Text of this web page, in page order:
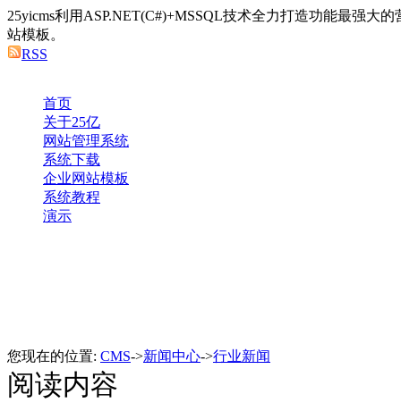
25yicms利用ASP.NET(C#)+MSSQL技术全力打造功能最强大
站模板。
RSS
首页
关于25亿
网站管理系统
系统下载
企业网站模板
系统教程
演示
您现在的位置: CMS->新闻中心->行业新闻
阅读内容